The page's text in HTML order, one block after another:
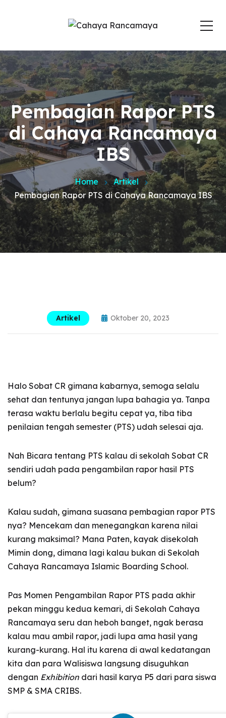
Pembagian Rapor PTS
di Cahaya Rancamaya
IBS
Home
Artikel
Pembagian Rapor PTS di Cahaya Rancamaya IBS
Artikel Oktober 20, 2023
Halo Sobat CR gimana kabarnya, semoga selalu
sehat dan tentunya jangan lupa bahagia ya. Tanpa
terasa waktu berlalu begitu cepat ya, tiba tiba
penilaian tengah semester (PTS) udah selesai aja.
Nah Bicara tentang PTS kalau di sekolah Sobat CR
sendiri udah pada pengambilan rapor hasil PTS
belum?
Kalau sudah, gimana suasana pembagian rapor PTS
nya? Mencekam dan menegangkan karena nilai
kurang maksimal? Mana Paten, kayak disekolah
Mimin dong, dimana lagi kalau bukan di Sekolah
Cahaya Rancamaya Islamic Boarding School.
Pas Momen Pengambilan Rapor PTS pada akhir
pekan minggu kedua kemari, di Sekolah Cahaya
Rancamaya seru dan heboh banget, ngak berasa
kalau mau ambil rapor, jadi lupa ama hasil yang
kurang-kurang. Hal itu karena di awal kedatangan
kita dan para Walisiswa langsung disuguhkan
dengan Exhibition dari hasil karya P5 dari para siswa
SMP & SMA CRIBS.